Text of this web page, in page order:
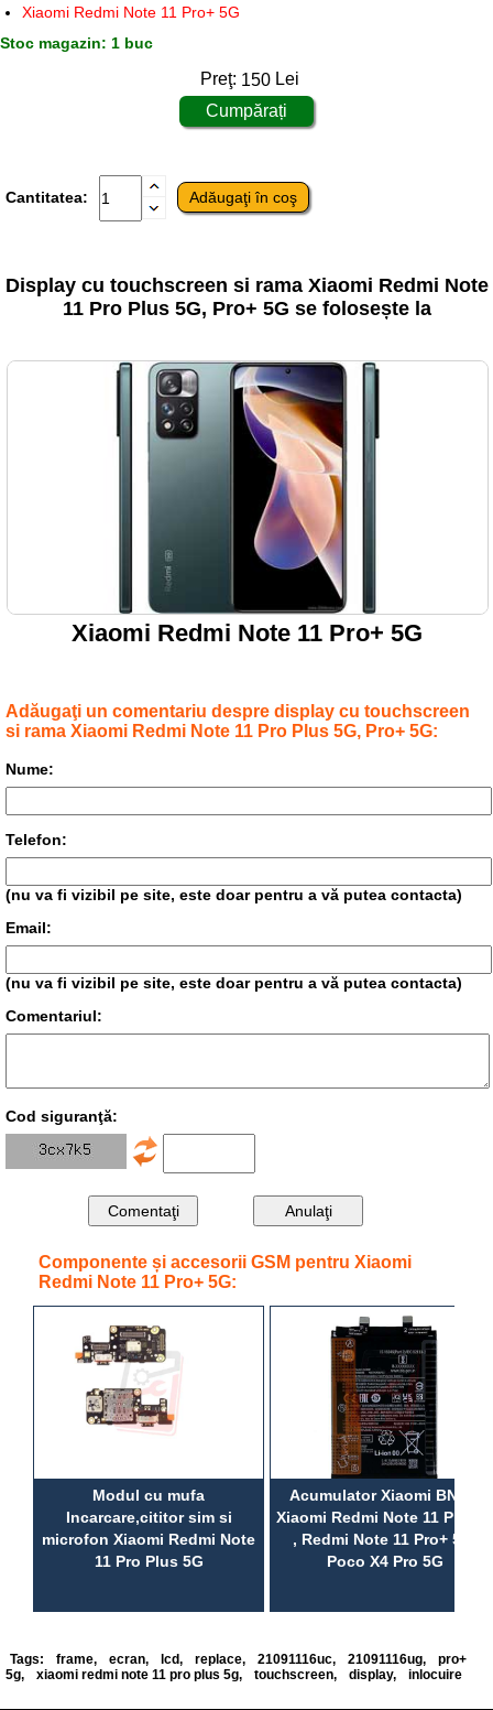
Xiaomi Redmi Note 11 Pro+ 5G
Stoc magazin: 1 buc
Preţ: 150Lei
Cantitatea:
Display cu touchscreen si rama Xiaomi Redmi Note
11 Pro Plus 5G, Pro+ 5G se folosește la
Xiaomi Redmi Note 11 Pro+ 5G
Adăugaţi un comentariu despre display cu touchscreen
si rama Xiaomi Redmi Note 11 Pro Plus 5G, Pro+ 5G:
Nume:
Telefon:
(nu va fi vizibil pe site, este doar pentru a vă putea contacta)
Email:
(nu va fi vizibil pe site, este doar pentru a vă putea contacta)
Comentariul:
Cod siguranţă:
Componente și accesorii GSM pentru Xiaomi
Redmi Note 11 Pro+ 5G:
Modul cu mufa
Incarcare,cititor sim si
microfon Xiaomi Redmi Note
11 Pro Plus 5G
Acumulator Xiaomi BN5E,
Xiaomi Redmi Note 11 Pro 5G
, Redmi Note 11 Pro+ 5G,
Poco X4 Pro 5G
Tags: frame, ecran, lcd, replace, 21091116uc, 21091116ug,
pro+
5g, xiaomi redmi note 11 pro plus 5g, touchscreen, display, inlocuire